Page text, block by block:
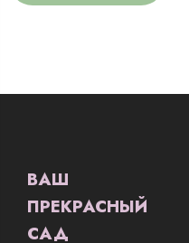
ВАШ
ПРЕКРАСНЫЙ
САД